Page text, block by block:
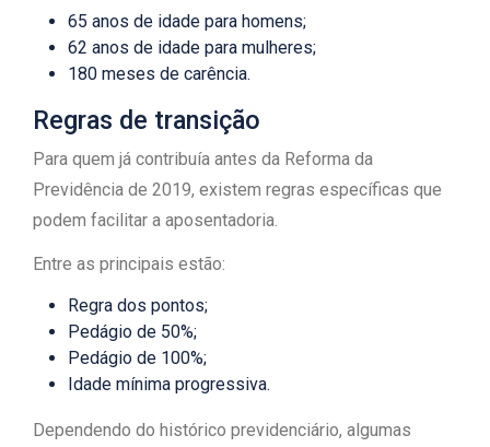
65 anos de idade para homens;
62 anos de idade para mulheres;
180 meses de carência.
Regras de transição
Para quem já contribuía antes da Reforma da
Previdência de 2019, existem regras específicas que
podem facilitar a aposentadoria.
Entre as principais estão:
Regra dos pontos;
Pedágio de 50%;
Pedágio de 100%;
Idade mínima progressiva.
Dependendo do histórico previdenciário, algumas